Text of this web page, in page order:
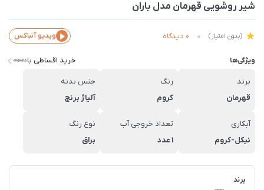
شیر روشویی قهرمان مدل باران
(بدون امتیاز) 0 دیدگاه ویدیو آنباکس
ویژگی‌ها خرید اقساطی با
برند
قهرمان
رنگ
کروم
جنس بدنه
آلیاژ برنج
آبکاری
نیکل-کروم
تعداد خروجی آب
1 عدد
نوع رنگ
براق
برند